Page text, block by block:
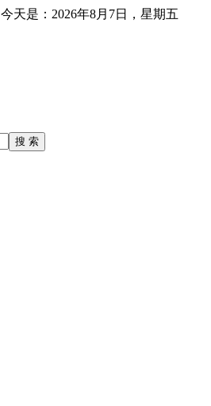
今天是：2026年8月7日，星期五